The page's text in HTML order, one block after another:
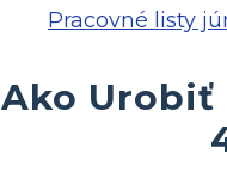
Pracovné listy
Ako Urobiť